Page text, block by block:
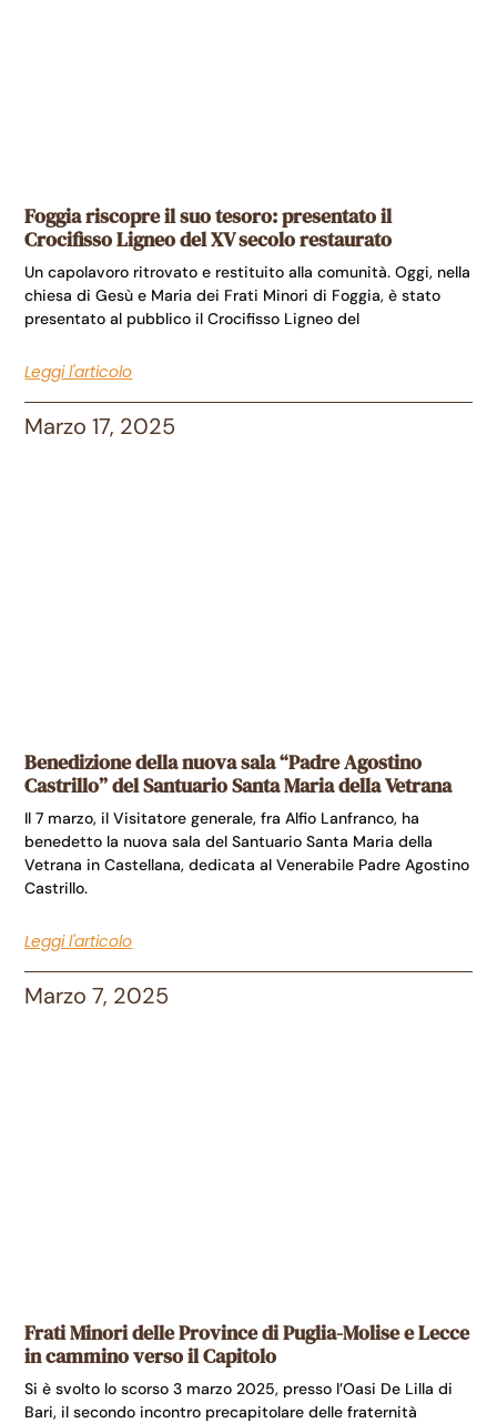
Foggia riscopre il suo tesoro: presentato il
Crocifisso Ligneo del XV secolo restaurato
Un capolavoro ritrovato e restituito alla comunità. Oggi, nella
chiesa di Gesù e Maria dei Frati Minori di Foggia, è stato
presentato al pubblico il Crocifisso Ligneo del
Leggi l'articolo
Marzo 17, 2025
Benedizione della nuova sala “Padre Agostino
Castrillo” del Santuario Santa Maria della Vetrana
Il 7 marzo, il Visitatore generale, fra Alfio Lanfranco, ha
benedetto la nuova sala del Santuario Santa Maria della
Vetrana in Castellana, dedicata al Venerabile Padre Agostino
Castrillo.
Leggi l'articolo
Marzo 7, 2025
Frati Minori delle Province di Puglia-Molise e Lecce
in cammino verso il Capitolo
Si è svolto lo scorso 3 marzo 2025, presso l’Oasi De Lilla di
Bari, il secondo incontro precapitolare delle fraternità